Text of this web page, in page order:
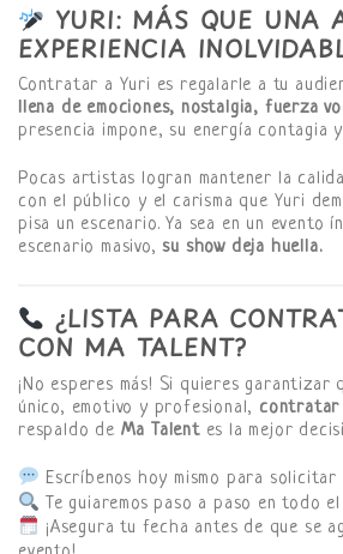
YURI: MÁS QUE UNA
EXPERIENCIA
Contratar a Yuri es regalarle a tu
llena de emociones, nostalgia, fuerza
presencia impone, su energía contagia
Pocas artistas logran mantener la
con el público y el carisma que Yuri
pisa un escenario. Ya sea en un evento
escenario masivo,su show deja huella.
¿LISTA PARA
CON MA TALENT?
¡No esperes más! Si quieres garantizar
único, emotivo y profesional, contratar
respaldo de Ma Talentes la mejor
Escríbenos hoy mismo para
Te guiaremos paso a paso en todo
¡Asegura tu fecha antes de que se